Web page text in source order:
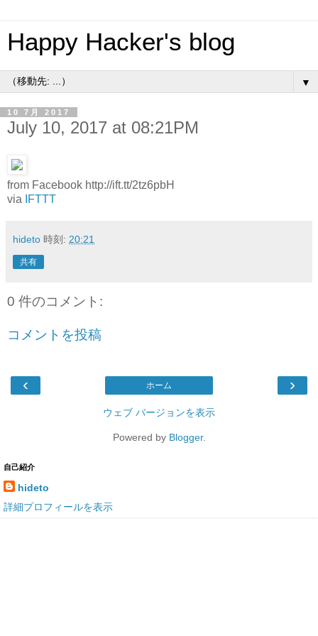
Happy Hacker's blog
▼
10 7月 2017
July 10, 2017 at 08:21PM
from Facebook http://ift.tt/2tz6pbH
via
IFTTT
hideto 時刻: 20:21
共有
0 件のコメント:
コメントを投稿
‹ ›
ホーム
ウェブ バージョンを表示
Powered by Blogger.
自己紹介
hideto
詳細プロフィールを表示